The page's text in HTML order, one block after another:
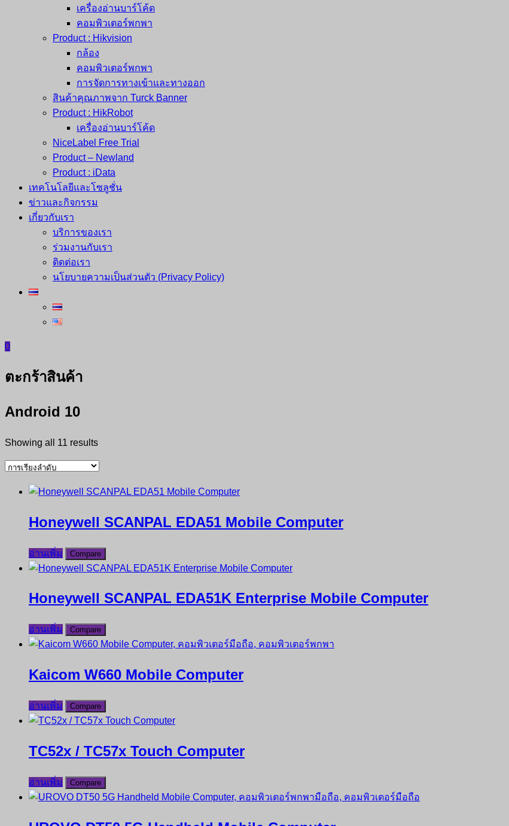
เครื่องอ่านบาร์โค้ด
คอมพิวเตอร์พกพา
Product : Hikvision
กล้อง
คอมพิวเตอร์พกพา
การจัดการทางเข้าและทางออก
สินค้าคุณภาพจาก Turck Banner
Product : HikRobot
เครื่องอ่านบาร์โค้ด
NiceLabel Free Trial
Product – Newland
Product : iData
เทคโนโลยีและโซลูชั่น
ข่าวและกิจกรรม
เกี่ยวกับเรา
บริการของเรา
ร่วมงานกับเรา
ติดต่อเรา
นโยบายความเป็นส่วนตัว (Privacy Policy)
0
ตะกร้าสินค้า
Android 10
Showing all 11 results
Honeywell SCANPAL EDA51 Mobile Computer
อ่านเพิ่ม Compare
Honeywell SCANPAL EDA51K Enterprise Mobile Computer
อ่านเพิ่ม Compare
Kaicom W660 Mobile Computer
อ่านเพิ่ม Compare
TC52x / TC57x Touch Computer
อ่านเพิ่ม Compare